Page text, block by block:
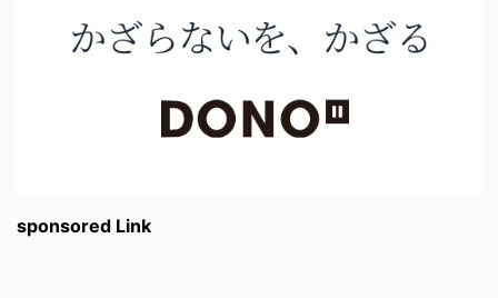
sponsored Link